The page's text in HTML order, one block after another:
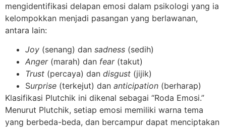
mengidentifikasi delapan emosi dalam psikologi yang ia
kelompokkan menjadi pasangan yang berlawanan,
antara lain:
Joy (senang) dan sadness (sedih)
Anger (marah) dan fear (takut)
Trust (percaya) dan disgust (jijik)
Surprise (terkejut) dan anticipation (berharap)
Klasifikasi Plutchik ini dikenal sebagai “Roda Emosi.”
Menurut Plutchik, setiap emosi memiliki warna tema
yang berbeda-beda, dan bercampur dapat menciptakan